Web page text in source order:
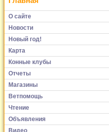
О сайте
Новости
Новый год!
Карта
Конные клубы
Отчеты
Магазины
Ветпомощь
Чтение
Объявления
Видео